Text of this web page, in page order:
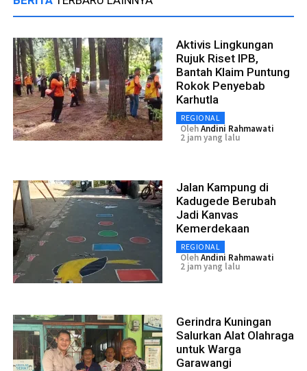
Aktivis Lingkungan
Rujuk Riset IPB,
Bantah Klaim Puntung
Rokok Penyebab
Karhutla
REGIONAL
OlehAndini Rahmawati
2 jam yang lalu
Jalan Kampung di
Kadugede Berubah
Jadi Kanvas
Kemerdekaan
REGIONAL
OlehAndini Rahmawati
2 jam yang lalu
Gerindra Kuningan
Salurkan Alat Olahraga
untuk Warga
Garawangi